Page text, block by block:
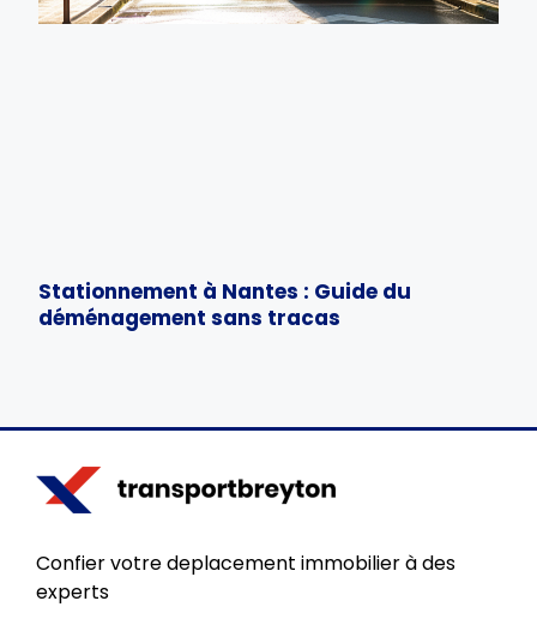
Stationnement à Nantes : Guide du
déménagement sans tracas
Confier votre deplacement immobilier à des
experts